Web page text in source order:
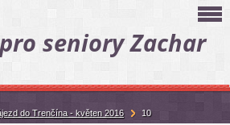
seniory Zachar
do Trenčína - květen 2016 10